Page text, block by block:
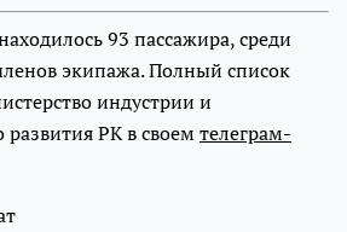
93 пассажира, среди
экипажа. Полный список
индустрии и
развития РК в своемтелеграм-